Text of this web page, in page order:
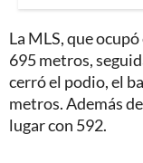
La MLS, que
695 metros,
cerró el podio, el
metros. Además
lugar con 592.